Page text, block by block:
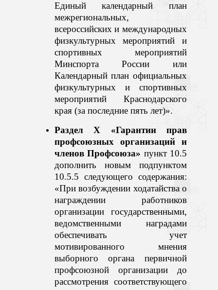
Единый календарный план
межрегиональных,
всероссийских и международных
физкультурных мероприятий и
спортивных мероприятий
Минспорта России или
Календарный план официальных
физкультурных и спортивных
мероприятий Краснодарского
края (за последние пять лет)».
Раздел X «Гарантии прав
профсоюзных организаций и
членов Профсоюза» пункт 10.5
дополнить новым подпунктом
10.5.5 следующего содержания:
«При возбуждении ходатайства о
награждении работников
организации государственными,
ведомственными наградами
обеспечивать учет
мотивированного мнения
выборного органа первичной
профсоюзной организации до
рассмотрения соответствующего